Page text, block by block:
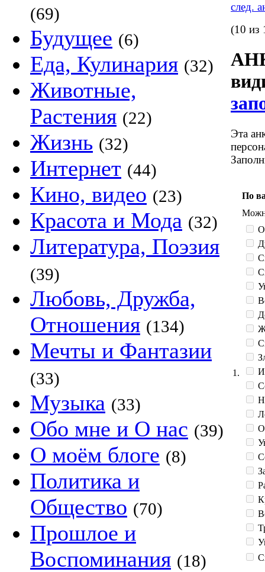
(69)
Будущее (6)
Еда, Кулинария (32)
Животные,
Растения (22)
Жизнь (32)
Интернет (44)
Кино, видео (23)
Красота и Мода (32)
Литература, Поэзия
(39)
Любовь, Дружба,
Отношения (134)
Мечты и Фантазии
(33)
Музыка (33)
Обо мне и О нас (39)
О моём блоге (8)
Политика и
Общество (70)
Прошлое и
Воспоминания (18)
след.
(10 из
Эта
1.
По